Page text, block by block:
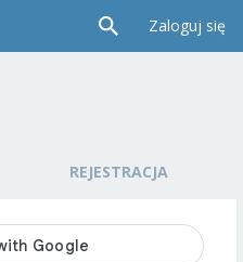
Zaloguj się
REJESTRACJA